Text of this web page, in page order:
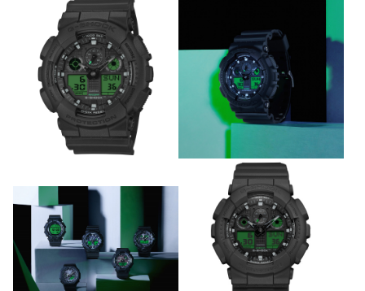
※ GA-B010BEG的表壳、表圈、表带，以及GA-B2100BEG的表
圈、表带的主要树脂部件采用了生物质树脂。通过使用可再生的有
机资源作为原料，有助于降低环境负荷。